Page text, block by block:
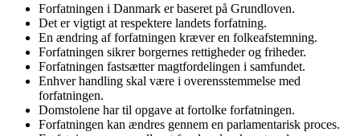
Forfatningen i Danmark er baseret på Grundloven.
Det er vigtigt at respektere landets forfatning.
En ændring af forfatningen kræver en folkeafstemning.
Forfatningen sikrer borgernes rettigheder og friheder.
Forfatningen fastsætter magtfordelingen i samfundet.
Enhver handling skal være i overensstemmelse med
forfatningen.
Domstolene har til opgave at fortolke forfatningen.
Forfatningen kan ændres gennem en parlamentarisk proces.